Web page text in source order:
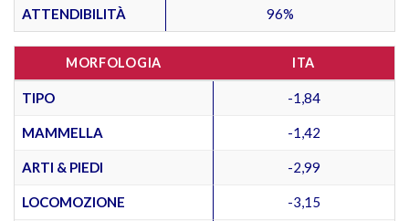
ATTENDIBILITÀ 96%
MORFOLOGIA ITA
TIPO -1,84
MAMMELLA -1,42
ARTI & PIEDI -2,99
LOCOMOZIONE -3,15